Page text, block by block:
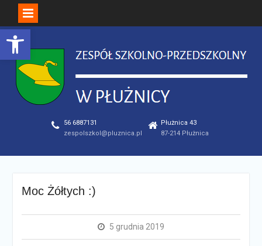
Open toolbar
Skip
to
content
56 6887131
zespolszkol@pluznica.pl
Płużnica 43
87-214 Płużnica
Moc Żółtych :)
5 grudnia 2019